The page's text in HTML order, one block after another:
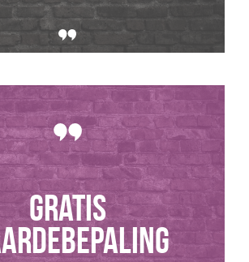
GRATIS